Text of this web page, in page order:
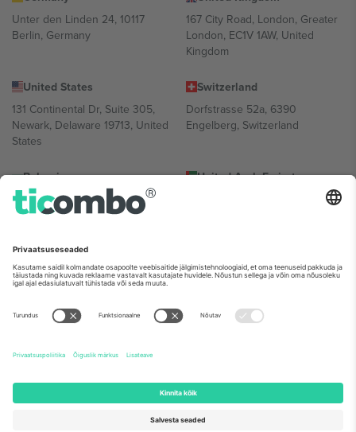
Unter den Linden 24, 10117
Berlin, Germany
167 City Road, London, Greater
London, EC1V 1AW, United
Kingdom
United States
131 Continental Dr, Suite 305,
Newark, Delaware 19713, United
States
Switzerland
Dorfstrasse 52a, 6390
Engelberg, Switzerland
Bulgaria
Regus Sofia City West, bul
Totleben 53-55, 1606 Sofia,
United Arab Emirates
UAE Dubai Silicon Oasis, DDP
Mexico
Av Chapultepec 360, Roma
Norte, Cuauhtémoc, 06700
Ciudad de México, CDMX,
sündmusest ja/või domeenist. Detailide jaoks vaata konkreetse
sündmuse lehte, impressumit ja tingimusi.,
2026 Ticombo. Kõik õigused kaitstud.